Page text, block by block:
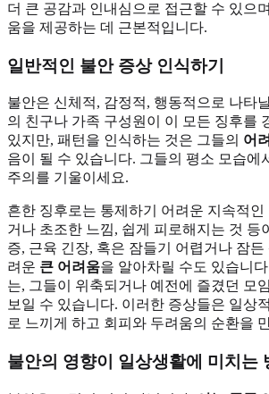
더 큰 공감과 인내심으로 접근할 수 있으
움을 제공하는 데 근본적입니다.
일반적인 불안 증상 인식하기
불안은 신체적, 감정적, 행동적으로 나타
의 친구나 가족 구성원이 이 모든 징후를
있지만, 패턴을 인식하는 것은 그들의 어
음이 될 수 있습니다. 그들의 평소 모습에
주의를 기울이세요.
흔한 징후로는 통제하기 어려운 지속적
거나 초조한 느낌, 쉽게 피로해지는 것 등
증, 근육 긴장, 혹은 잠들기 어렵거나 잠든
려운 큰 어려움을 알아차릴 수도 있습니
는, 그들이 위축되거나 예전에 즐겼던 모
보일 수 있습니다. 이러한 증상들은 일상
로 느끼게 하고 회피와 두려움의 순환을
불안의 영향이 일상생활에 미치는